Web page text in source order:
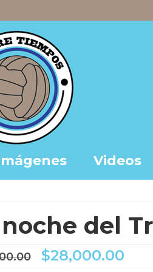
Videos
noche del
El
precio
$28,000.00El